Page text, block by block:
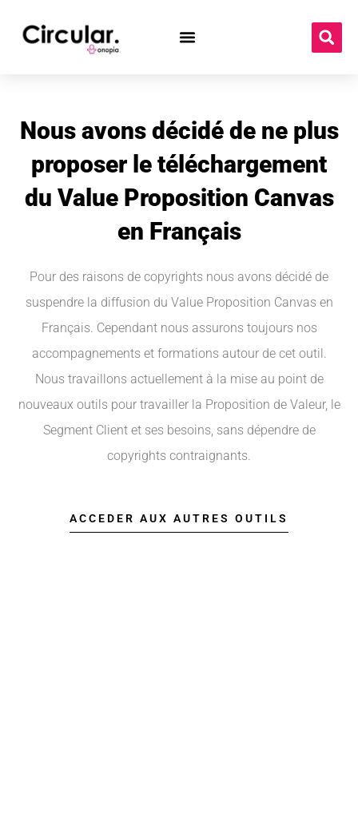
Nous avons décidé de ne plus
proposer le téléchargement
du Value Proposition Canvas
en Français
Pour des raisons de copyrights nous avons décidé de
suspendre la diffusion du Value Proposition Canvas en
Français. Cependant nous assurons toujours nos
accompagnements et formations autour de cet outil.
Nous travaillons actuellement à la mise au point de
nouveaux outils pour travailler la Proposition de Valeur, le
Segment Client et ses besoins, sans dépendre de
copyrights contraignants.
ACCEDER AUX AUTRES OUTILS